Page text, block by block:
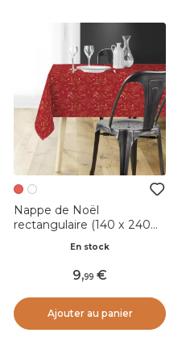
Nappe de Noël
rectangulaire (140 x 240
En stock
9,99
Ajouter au panier